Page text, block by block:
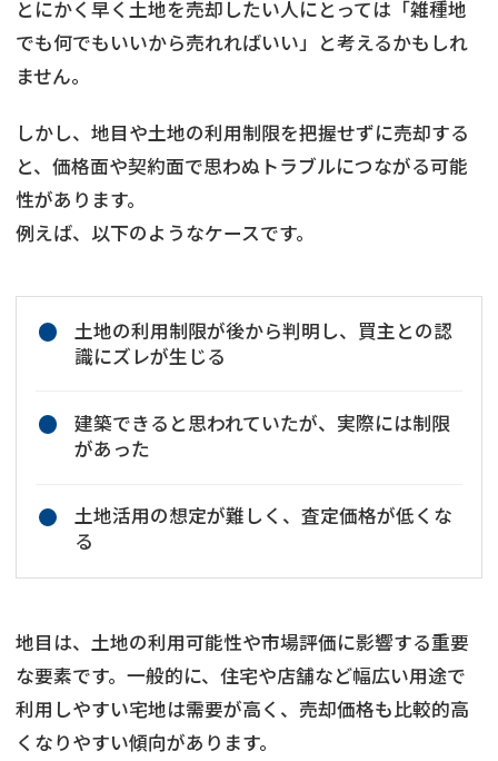
とにかく早く土地を売却したい人にとっては「雑種地
でも何でもいいから売れればいい」と考えるかもしれ
ません。
しかし、地目や土地の利用制限を把握せずに売却する
と、価格面や契約面で思わぬトラブルにつながる可能
性があります。
例えば、以下のようなケースです。
土地の利用制限が後から判明し、買主との認
識にズレが生じる
建築できると思われていたが、実際には制限
があった
土地活用の想定が難しく、査定価格が低くな
る
地目は、土地の利用可能性や市場評価に影響する重要
な要素です。一般的に、住宅や店舗など幅広い用途で
利用しやすい宅地は需要が高く、売却価格も比較的高
くなりやすい傾向があります。